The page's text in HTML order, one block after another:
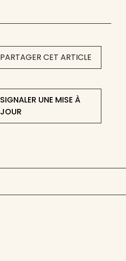
PARTAGER CET ARTICLE
SIGNALER UNE MISE À
JOUR